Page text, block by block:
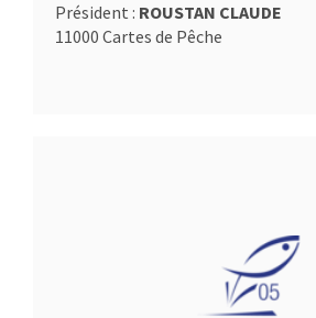
Président : ROUSTAN CLAUDE
11000 Cartes de Pêche